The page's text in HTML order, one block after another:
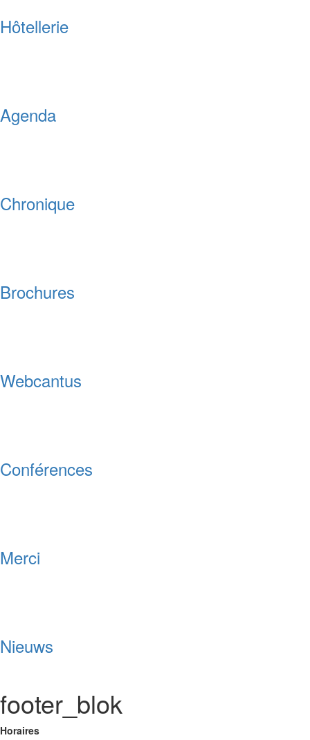
Hôtellerie
Agenda
Chronique
Brochures
Webcantus
Conférences
Merci
Nieuws
footer_blok
Horaires